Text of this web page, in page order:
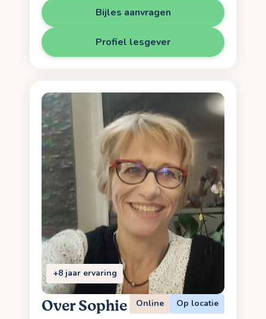
Bijles aanvragen
Profiel lesgever
+8 jaar ervaring
Over Sophie Online Op locatie